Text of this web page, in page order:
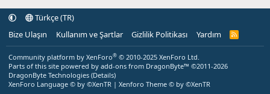
Türkçe (TR)
Bize Ulaşın
Kullanım ve Şartlar Gizlilik Politikası Yardım
R
Community platform by XenForo® © 2010-2025 XenForo Ltd.
Parts of this site powered by add-ons from DragonByte™ ©2011-2026
DragonByte Technologies (Details)
XenForo Language © by ©XenTR | Xenforo Theme © by ©XenTR